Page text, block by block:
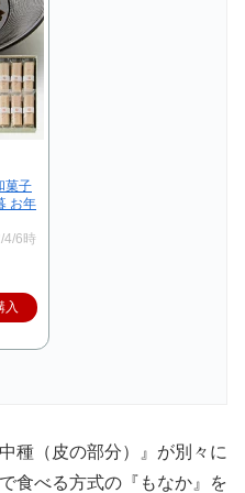
菓子
お年
4/6時
入
種（皮の部分）』が別々に
食べる方式の『もなか』を